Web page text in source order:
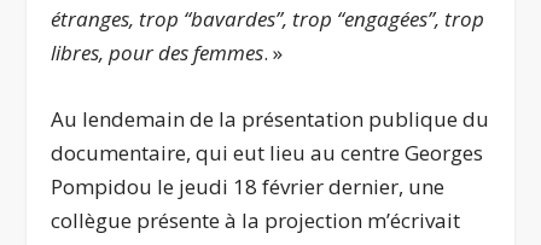
étranges, trop “bavardes”, trop “engagées”, trop
libres, pour des femmes. »
Au lendemain de la présentation publique du
documentaire, qui eut lieu au centre Georges
Pompidou le jeudi 18 février dernier, une
collègue présente à la projection m’écrivait